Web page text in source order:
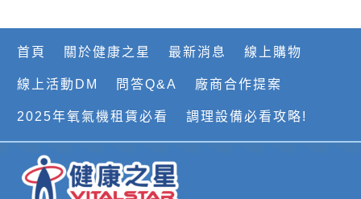
首頁 關於健康之星 最新消息 線上購物
線上活動DM 問答Q&A 廠商合作提案
2025年氧氣機租賃必看 調理設備必看攻略!